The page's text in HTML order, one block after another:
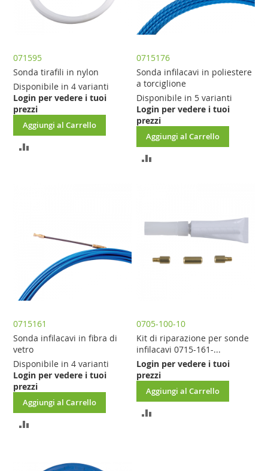
071595
Sonda tirafili in nylon
Disponibile in 4 varianti
Login per vedere i tuoi
prezzi
Aggiungi al Carrello
AGGIUNGI
0715176
Sonda infilacavi in poliestere
a torciglione
Disponibile in 5 varianti
Login per vedere i tuoi
prezzi
Aggiungi al Carrello
0715161
Sonda infilacavi in fibra di
vetro
Disponibile in 4 varianti
Login per vedere i tuoi
prezzi
Aggiungi al Carrello
AGGIUNGI
CONFRONTO
0705-100-10
Kit di riparazione per sonde
infilacavi 0715-161-...
Login per vedere i tuoi
prezzi
Aggiungi al Carrello